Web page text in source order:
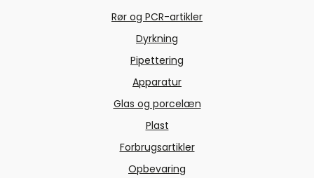
Rør og PCR-artikler
Dyrkning
Pipettering
Apparatur
Glas og porcelæn
Plast
Forbrugsartikler
Opbevaring